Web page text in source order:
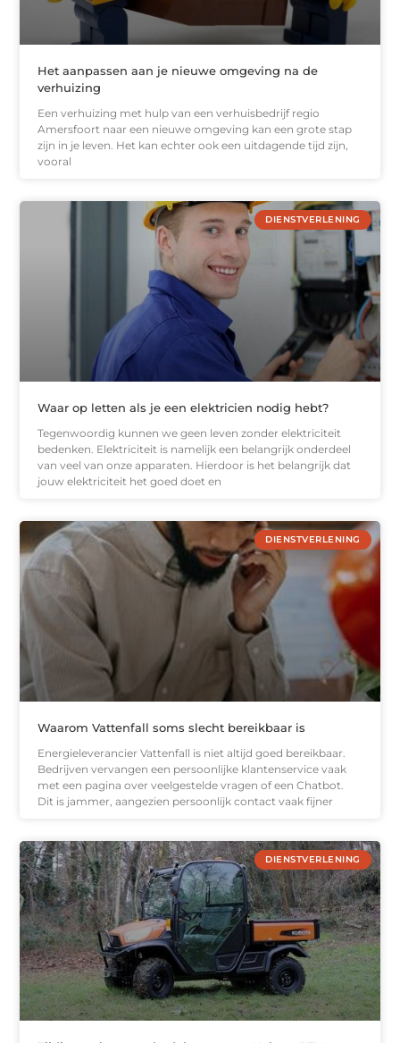
Het aanpassen aan je nieuwe omgeving na de
verhuizing
Een verhuizing met hulp van een verhuisbedrijf regio
Amersfoort naar een nieuwe omgeving kan een grote stap
zijn in je leven. Het kan echter ook een uitdagende tijd zijn,
vooral
DIENSTVERLENING
Waar op letten als je een elektricien nodig hebt?
Tegenwoordig kunnen we geen leven zonder elektriciteit
bedenken. Elektriciteit is namelijk een belangrijk onderdeel
van veel van onze apparaten. Hierdoor is het belangrijk dat
jouw elektriciteit het goed doet en
DIENSTVERLENING
Waarom Vattenfall soms slecht bereikbaar is
Energieleverancier Vattenfall is niet altijd goed bereikbaar.
Bedrijven vervangen een persoonlijke klantenservice vaak
met een pagina over veelgestelde vragen of een Chatbot.
Dit is jammer, aangezien persoonlijk contact vaak fijner
DIENSTVERLENING